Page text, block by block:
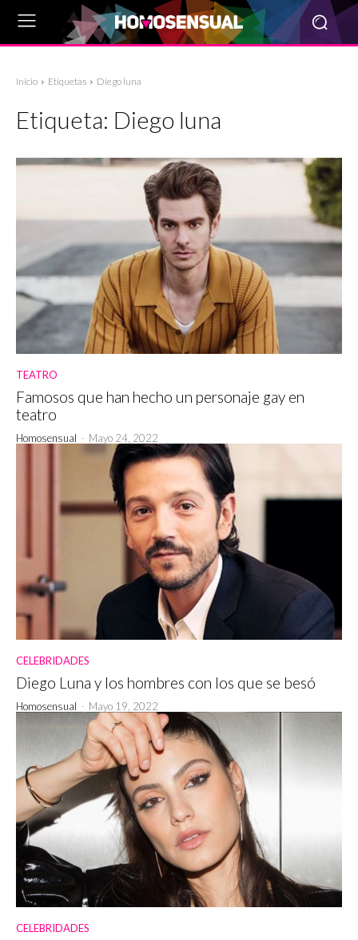
Inicio Etiquetas Diego luna
Etiqueta: Diego luna
TEATRO
Famosos que han hecho un personaje gay en
teatro
Homosensual - Mayo 24, 2022
CELEBRIDADES
Diego Luna y los hombres con los que se besó
Homosensual - Mayo 19, 2022
CELEBRIDADES